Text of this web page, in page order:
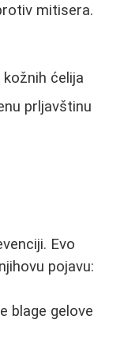
mitisera.
ćelija
prljavštinu
Evo
pojavu:
blage gelove